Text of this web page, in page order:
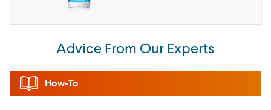
Advice From Our Experts
How-To